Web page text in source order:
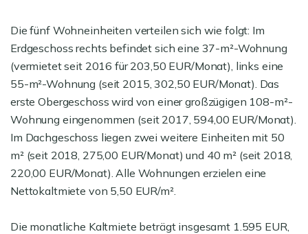
Die fünf Wohneinheiten verteilen sich wie folgt: Im
Erdgeschoss rechts befindet sich eine 37-m²-Wohnung
(vermietet seit 2016 für 203,50 EUR/Monat), links eine
55-m²-Wohnung (seit 2015, 302,50 EUR/Monat). Das
erste Obergeschoss wird von einer großzügigen 108-m²-
Wohnung eingenommen (seit 2017, 594,00 EUR/Monat).
Im Dachgeschoss liegen zwei weitere Einheiten mit 50
m² (seit 2018, 275,00 EUR/Monat) und 40 m² (seit 2018,
220,00 EUR/Monat). Alle Wohnungen erzielen eine
Nettokaltmiete von 5,50 EUR/m².
Die monatliche Kaltmiete beträgt insgesamt 1.595 EUR,